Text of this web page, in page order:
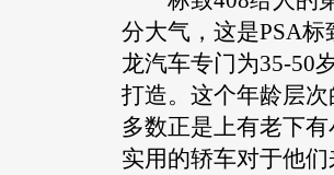
分大气，这是PSA标
龙汽车专门为35-50
打造。这个年龄层
多数正是上有老下
实用的轿车对于他